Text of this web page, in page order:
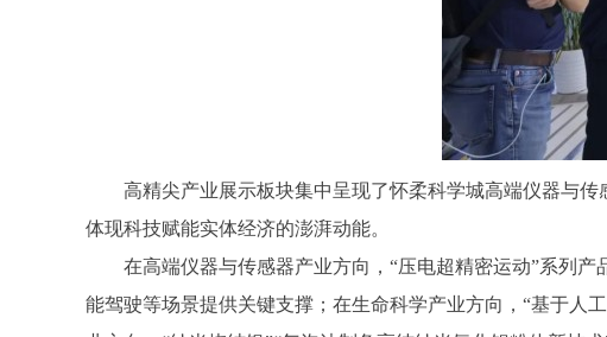
高精尖产业展示板块集中呈现了怀柔科学城高端仪器与传
体现科技赋能实体经济的澎湃动能。
在高端仪器与传感器产业方向，“压电超精密运动”系列产
能驾驶等场景提供关键支撑；在生命科学产业方向，“基于人